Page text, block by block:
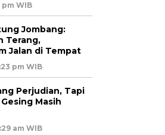
pm WIB
Jombang:
Terang,
Jalan di Tempat
pm WIB
Perjudian, Tapi
Masih
am WIB